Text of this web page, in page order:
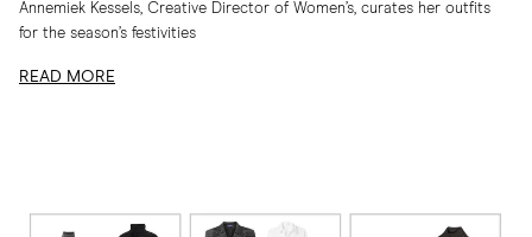
Annemiek Kessels, Creative Director of Women’s, curates her outfits
for the season’s festivities
READ MORE